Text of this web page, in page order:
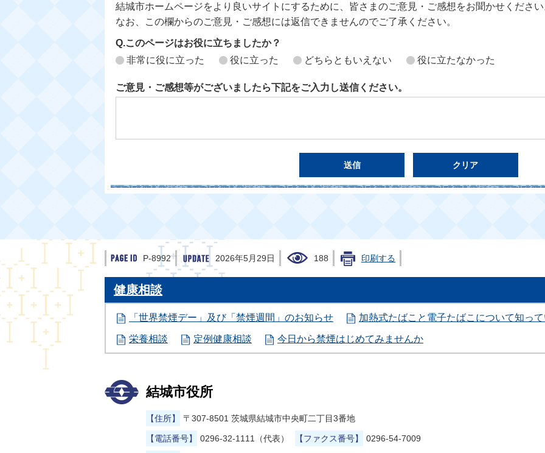
結城市ホームページをより良いサイトにするために、皆さまのご意見・ご感想をお聞かせくださ
なお、この欄からのご意見・ご感想には返信できませんのでご了承ください。
Q.このページはお役に立ちましたか？
非常に役に立った
役に立った どちらともいえない 役に立たなかった
ご意見・ご感想等がございましたら下記をご入力し送信ください。
P-8992 2026年5月29日 188 印刷する
健康相談
「世界禁煙デー」及び「禁煙週間」のお知らせ 加熱式たばこと電子たばこについて知っ
栄養相談 定例健康相談 今日から禁煙はじめてみませんか
結城市役所
【住所】 〒307-8501 茨城県結城市中央町二丁目3番地
【電話番号】 0296-32-1111（代表） 【ファクス番号】 0296-54-7009